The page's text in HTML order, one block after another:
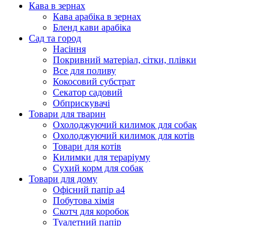
Кава в зернах
Кава арабіка в зернах
Бленд кави арабіка
Сад та город
Насіння
Покривний матеріал, сітки, плівки
Все для поливу
Кокосовий субстрат
Секатор садовий
Обприскувачі
Товари для тварин
Охолоджуючий килимок для собак
Охолоджуючий килимок для котів
Товари для котів
Килимки для тераріуму
Сухий корм для собак
Товари для дому
Офісний папір а4
Побутова хімія
Скотч для коробок
Туалетний папір